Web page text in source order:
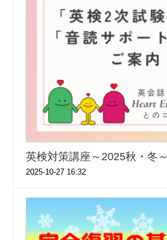
英検対策講座～2025秋・冬～
2025-10-27 16:32